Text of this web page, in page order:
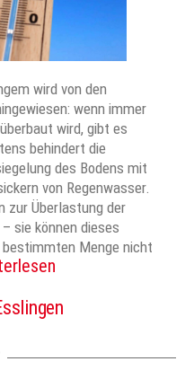
wird von den
wenn immer
wird, gibt es
behindert die
des Bodens mit
von Regenwasser.
zur Überlastung der
sie können dieses
Menge nicht